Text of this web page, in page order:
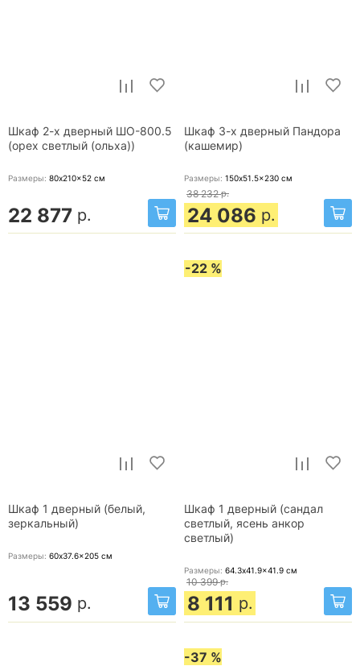
Шкаф 2-х дверный ШО-800.5
(орех светлый (ольха))
Размеры: 80x210x52 см
22 877 р.
Шкаф 3-х дверный Пандора
(кашемир)
Размеры: 150x51.5x230 см
38 232 р.
24 086 р.
Шкаф 1 дверный (белый,
зеркальный)
Размеры: 60x37.6x205 см
13 559 р.
-22 %
Шкаф 1 дверный (сандал
светлый, ясень анкор
светлый)
Размеры: 64.3x41.9x41.9 см
10 399 р.
8 111 р.
-37 %